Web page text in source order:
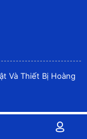
Và Thiết Bị Hoàng